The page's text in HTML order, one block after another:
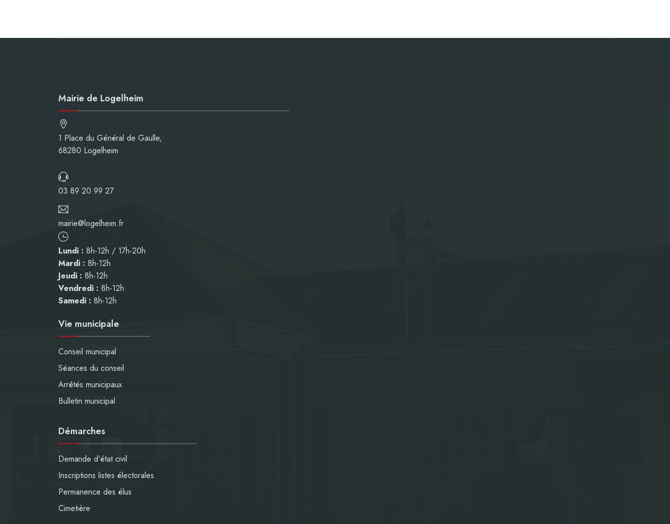
Mairie de Logelheim
1 Place du Général de Gaulle,
68280 Logelheim
03 89 20 99 27
mairie@logelheim.fr
Lundi : 8h-12h / 17h-20h
Mardi : 8h-12h
Jeudi : 8h-12h
Vendredi : 8h-12h
Samedi : 8h-12h
Vie municipale
Conseil municipal
Séances du conseil
Arrêtés municipaux
Bulletin municipal
Démarches
Demande d'état civil
Inscriptions listes électorales
Permanence des élus
Cimetière